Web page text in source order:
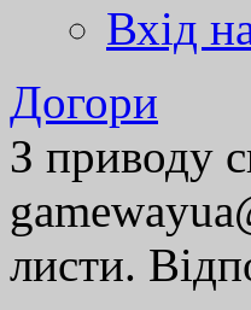
Вхід
Догори
З приводу
листи.